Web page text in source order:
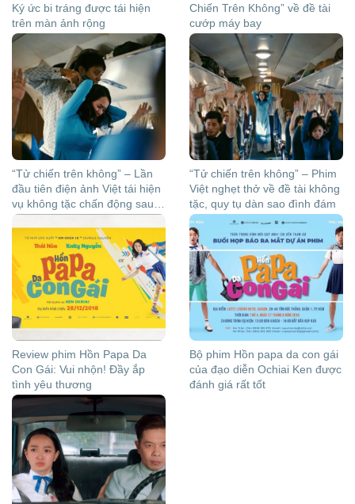
Ký ức bi tráng được tái hiện
trên màn ảnh rộng
Chiến Trên Không” về đề tài
cướp máy bay
“Tử chiến trên không” – Lần
đầu tiên điện ảnh Việt tái hiện
vụ không tặc chấn động sau
1975
“Tử chiến trên không” – Phim
Việt nghẹt thở về đề tài không
tặc, quy tụ dàn sao đình đám
Review phim Hồn Papa Da
Con Gái: Vui nhộn! Đầy ắp
tình yêu thương
Bộ phim Hồn papa da con gái
của đạo diễn Ochiai Ken được
đánh giá rất tốt